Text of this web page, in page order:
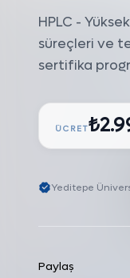
HPLC -
süreçleri ve
sertifika
ÜCRET
Yeditepe
Paylaş